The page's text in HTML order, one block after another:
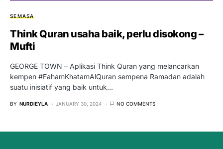
SEMASA
Think Quran usaha baik, perlu disokong –
Mufti
GEORGE TOWN – Aplikasi Think Quran yang melancarkan
kempen #FahamKhatamAlQuran sempena Ramadan adalah
suatu inisiatif yang baik untuk…
BY NURDIEYLA JANUARY 30, 2024 NO COMMENTS